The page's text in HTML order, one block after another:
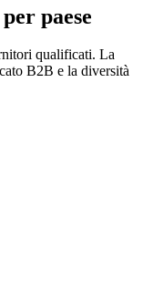
paese
qualificati. La
B2B e la diversità